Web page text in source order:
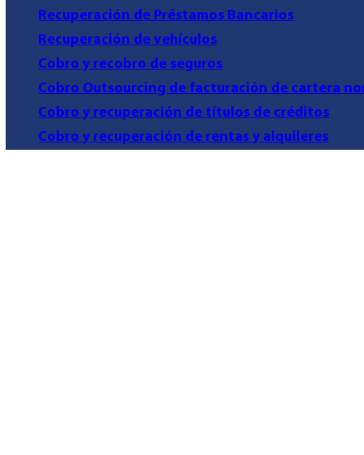
Recuperación de Préstamos Bancarios
Recuperación de vehículos
Cobro y recobro de seguros
Cobro Outsourcing de facturación de cartera
Cobro y recuperación de títulos de créditos
Cobro y recuperación de rentas y alquileres